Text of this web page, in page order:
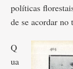
políticas
de se acordar no
Q
ua